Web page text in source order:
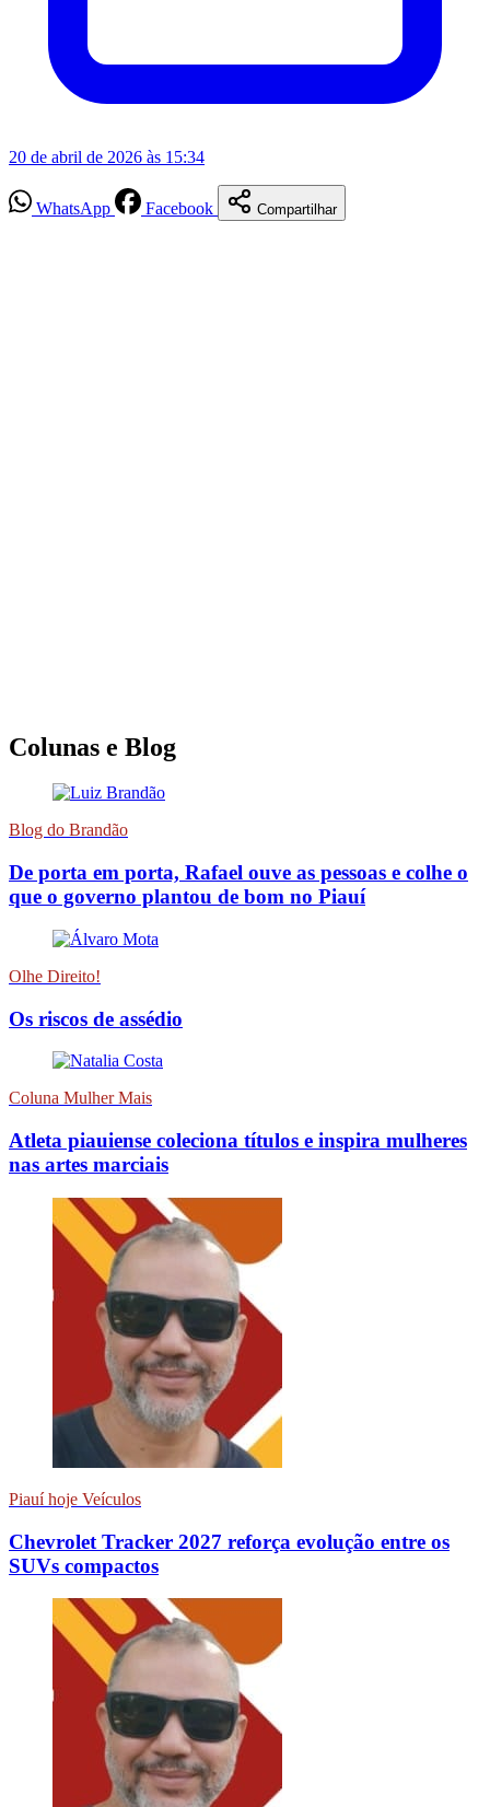
20 de abril de 2026 às 15:34
WhatsApp Facebook Compartilhar
Colunas e Blog
Blog do Brandão
De porta em porta, Rafael ouve as pessoas e colhe o
que o governo plantou de bom no Piauí
Olhe Direito!
Os riscos de assédio
Coluna Mulher Mais
Atleta piauiense coleciona títulos e inspira mulheres
nas artes marciais
Piauí hoje Veículos
Chevrolet Tracker 2027 reforça evolução entre os
SUVs compactos